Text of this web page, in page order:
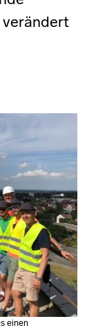
verändert
einen